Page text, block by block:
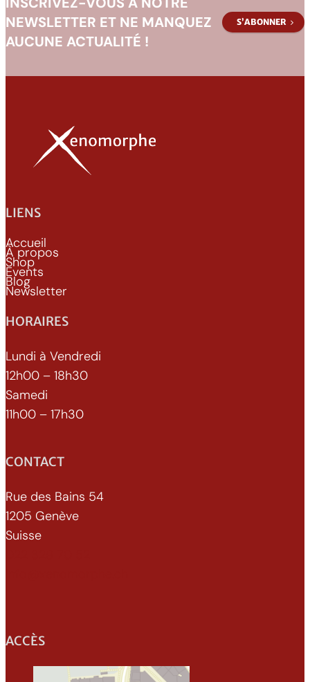
NEWSLETTER ET NE MANQUEZ
AUCUNE ACTUALITÉ !
S’ABONNER
LIENS
Accueil
À propos
Shop
Events
Blog
Newsletter
HORAIRES
Lundi à Vendredi
12h00 – 18h30
Samedi
11h00 – 17h30
CONTACT
Rue des Bains 54
1205 Genève
Suisse
ACCÈS